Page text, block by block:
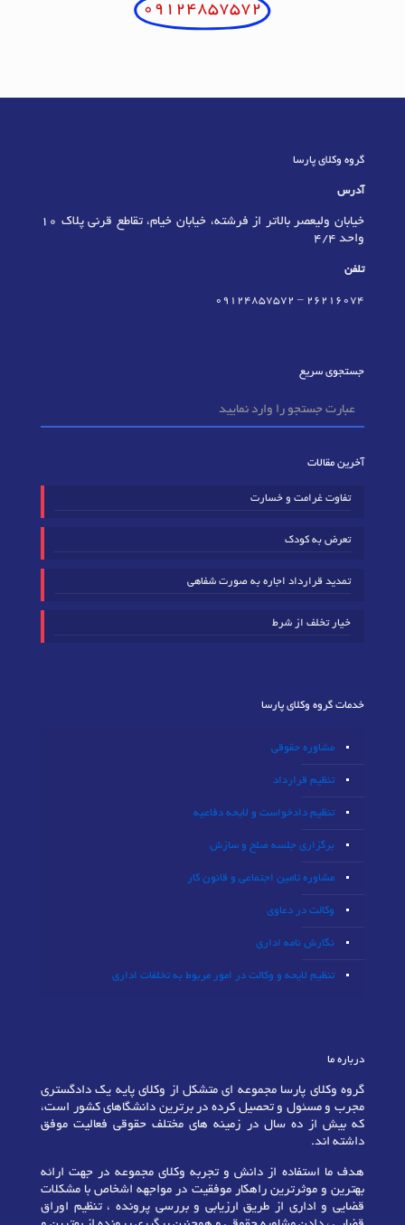
09124857572
گروه وکلای پارسا
آدرس
خیابان ولیعصر بالاتر از فرشته، خیابان خیام، تقاطع قرنی پلاک 10
واحد 4/4
تلفن
٢٦٢١٦٠٧٤ –
09124857572
جستجوی سریع
آخرین مقالات
تفاوت غرامت و خسارت
تعرض به کودک
تمدید قرارداد اجاره به صورت شفاهی
خیار تخلف از شرط
خدمات گروه وکلای پارسا
مشاوره حقوقی
تنظیم قرارداد
تنظیم دادخواست و لایحه دفاعیه
برگزاری جلسه صلح و سازش
مشاوره تامین اجتماعی و قانون کار
وکالت در دعاوی
نگارش نامه اداری
تنظیم لایحه و وکالت در امور مربوط به تخلفات اداری
درباره ما
گروه وکلای پارسا مجموعه ای متشکل از وکلای پایه یک دادگستری
مجرب و مسئول و تحصیل کرده در برترین دانشگاهای کشور است،
که بیش از ده سال در زمینه های مختلف حقوقی فعالیت موفق
داشته اند.
هدف ما استفاده از دانش و تجربه وکلای مجموعه در جهت ارائه
بهترین و موثرترین راهکار موفقیت در مواجهه اشخاص با مشکلات
قضایی و اداری از طریق ارزیابی و بررسی پرونده ، تنظیم اوراق